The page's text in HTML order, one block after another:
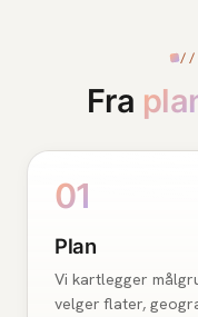
//
Fra
01
Plan
Vi kartlegger
velger flater,